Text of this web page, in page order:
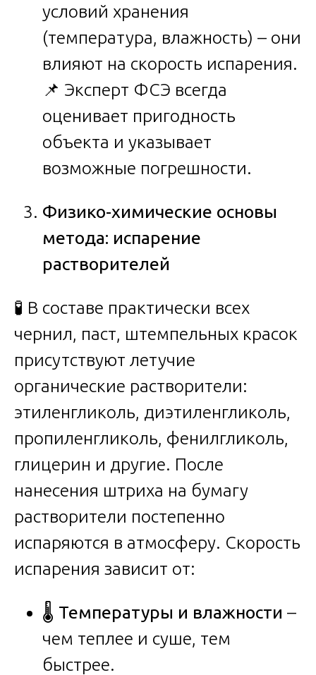
условий хранения
(температура, влажность) – они
влияют на скорость испарения.
📌 Эксперт ФСЭ всегда
оценивает пригодность
объекта и указывает
возможные погрешности.
Физико-химические основы
метода: испарение
растворителей
🧪 В составе практически всех
чернил, паст, штемпельных красок
присутствуют летучие
органические растворители:
этиленгликоль, диэтиленгликоль,
пропиленгликоль, фенилгликоль,
глицерин и другие. После
нанесения штриха на бумагу
растворители постепенно
испаряются в атмосферу. Скорость
испарения зависит от:
🌡️ Температуры и влажности –
чем теплее и суше, тем
быстрее.